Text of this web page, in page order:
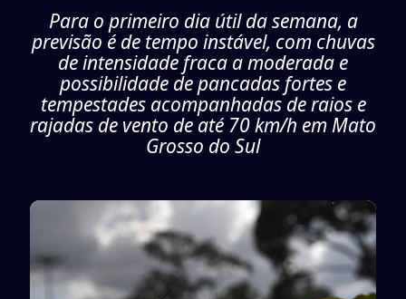
Para o primeiro dia útil da semana, a
previsão é de tempo instável, com chuvas
de intensidade fraca a moderada e
possibilidade de pancadas fortes e
tempestades acompanhadas de raios e
rajadas de vento de até 70 km/h em Mato
Grosso do Sul